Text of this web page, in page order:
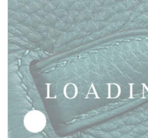
6050510 /laukut alkaen GIVENCHY
Tarjouspyyntö